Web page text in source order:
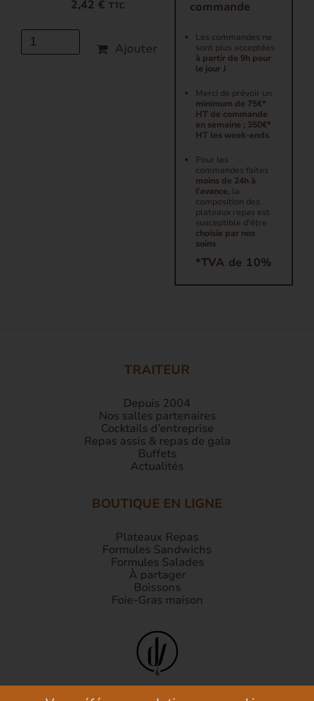
2,42 €TTC
Ajouter
commande
Les commandes ne
sont plus acceptées
à partir de 9h pour
le jour J
Merci de prévoir un
minimum de 75€*
HT de commande
en semaine ; 350€*
HT les week-ends
Pour les
commandes faites
moins de 24h à
l’avance, la
composition des
plateaux repas est
susceptible d'être
choisie par nos
soins
*TVA de 10%
TRAITEUR
Depuis 2004
Nos salles partenaires
Cocktails d’entreprise
Repas assis & repas de gala
Buffets
Actualités
BOUTIQUE EN LIGNE
Plateaux Repas
Formules Sandwichs
Formules Salades
À partager
Boissons
Foie-Gras maison